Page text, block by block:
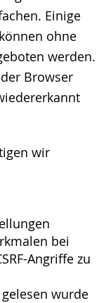
Einige
ohne
werden.
Browser
wir
bei
Angriffe zu
wurde